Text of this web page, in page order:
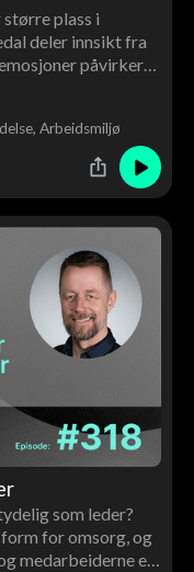
plass i
deler innsikt fra
påvirker
enn ord på
Arbeidsmiljø
som leder?
for omsorg, og
medarbeiderne en